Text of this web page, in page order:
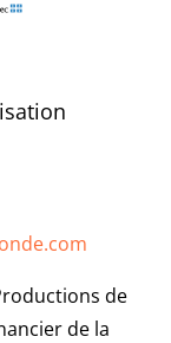
de
de la